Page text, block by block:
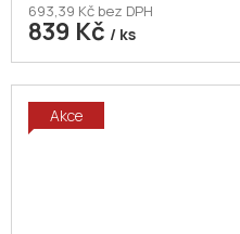
693,39 Kč bez DPH
839 Kč / ks
Akce